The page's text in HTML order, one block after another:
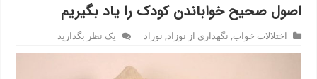
اصول صحیح خواباندن کودک را یاد بگیریم
اختلالات خواب, نگهداری از نوزاد, نوزاد یک نظر بگذارید